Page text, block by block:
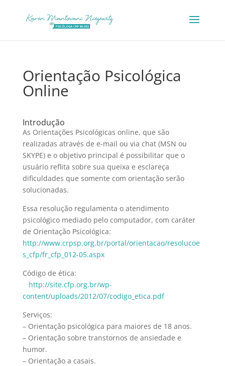
Orientação Psicológica
Online
Introdução
As Orientações Psicológicas online, que são
realizadas através de e-mail ou via chat (MSN ou
SKYPE) e o objetivo principal é possibilitar que o
usuário reflita sobre sua queixa e esclareça
dificuldades que somente com orientação serão
solucionadas.
Essa resolução regulamenta o atendimento
psicológico mediado pelo computador, com caráter
de Orientação Psicológica:
http://www.crpsp.org.br/portal/orientacao/resolucoe
s_cfp/fr_cfp_012-05.aspx
Código de ética:
http://site.cfp.org.br/wp-
content/uploads/2012/07/codigo_etica.pdf
Serviços:
– Orientação psicológica para maiores de 18 anos.
– Orientação sobre transtornos de ansiedade e
humor.
– Orientação a casais.